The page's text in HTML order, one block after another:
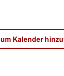
Kalender